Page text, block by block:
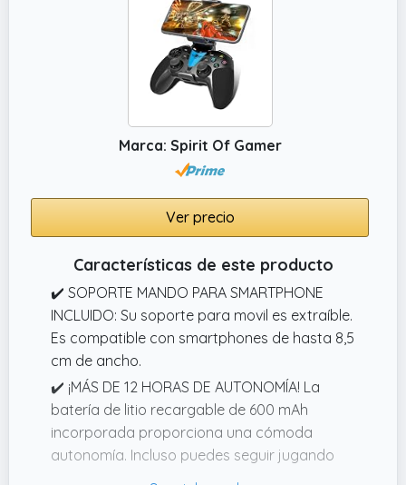
podría afectar su rendimiento con el tiempo.
Marca: Spirit Of Gamer
Ver precio
Características de este producto
✔️ SOPORTE MANDO PARA SMARTPHONE
INCLUIDO: Su soporte para movil es extraíble.
Es compatible con smartphones de hasta 8,5
cm de ancho.
✔️ ¡MÁS DE 12 HORAS DE AUTONOMÍA! La
batería de litio recargable de 600 mAh
incorporada proporciona una cómoda
autonomía. Incluso puedes seguir jugando